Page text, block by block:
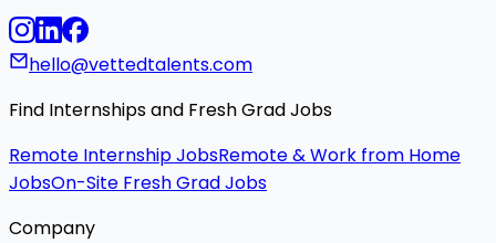
hello@vettedtalents.com
Find Internships and Fresh Grad Jobs
Remote Internship JobsRemote & Work from Home
JobsOn-Site Fresh Grad Jobs
Company